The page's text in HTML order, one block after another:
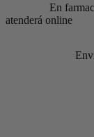
En
atenderá online